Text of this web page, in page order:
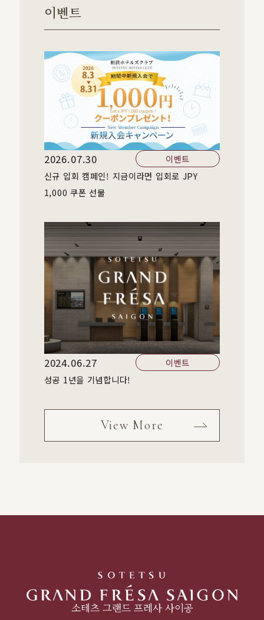
이벤트
2026.07.30
이벤트
신규 입회 캠페인! 지금이라면 입회로 JPY
1,000 쿠폰 선물
2024.06.27
이벤트
성공 1년을 기념합니다!
View More
소테츠 그랜드 프레사 사이공